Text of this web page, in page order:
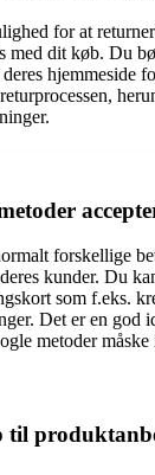
for at
med dit køb. Du
hjemmeside
forskellige
kunder. Du
som f.eks.
Det er en god
metoder